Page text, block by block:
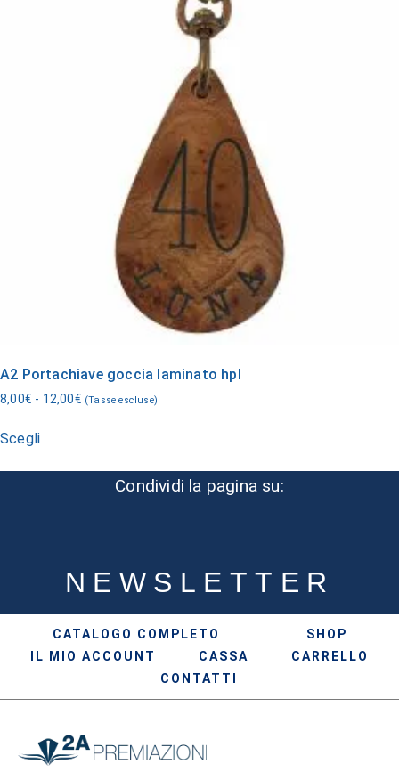
A2 Portachiave goccia laminato hpl
8,00€ - 12,00€ (Tasse escluse)
Scegli
Condividi la pagina su:
NEWSLETTER
CATALOGO COMPLETO
SHOP
IL MIO ACCOUNT
CASSA
CARRELLO
CONTATTI